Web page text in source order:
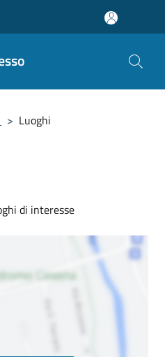
> Luoghi
di interesse